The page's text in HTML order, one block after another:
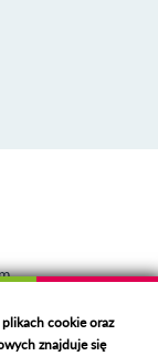
cookie oraz
znajduje się